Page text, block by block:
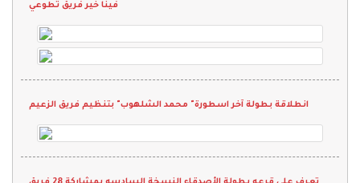
فينا خير فريق تطوعي
انطلاقة بطولة آخر اسطورة" محمد الشلهوب" بتنظيم فريق الزعيم